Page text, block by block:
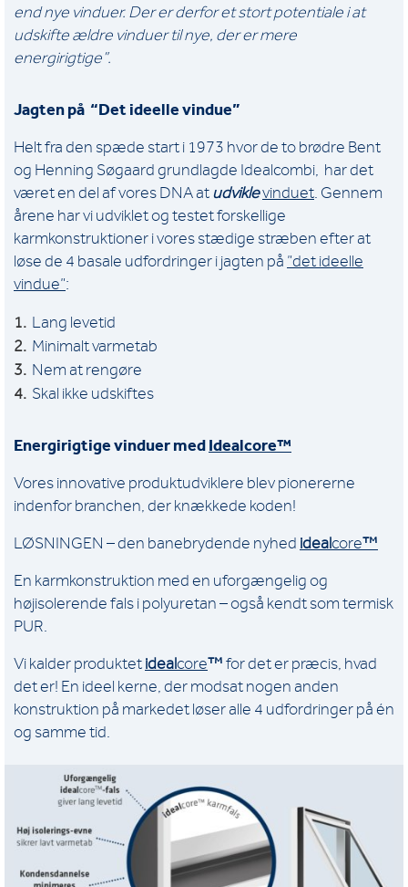
end nye vinduer. Der er derfor et stort potentiale i at
udskifte ældre vinduer til nye, der er mere
energirigtige”.
Jagten på “Det ideelle vindue”
Helt fra den spæde start i 1973 hvor de to brødre Bent
og Henning Søgaard grundlagde Idealcombi, har det
været en del af vores DNA at udviklevinduet. Gennem
årene har vi udviklet og testet forskellige
karmkonstruktioner i vores stædige stræben efter at
løse de 4 basale udfordringer i jagten på ”det ideelle
vindue”:
Lang levetid
Minimalt varmetab
Nem at rengøre
Skal ikke udskiftes
Energirigtige vinduer medIdealcore™
Vores innovative produktudviklere blev pionererne
indenfor branchen, der knækkede koden!
LØSNINGEN – den banebrydende nyhed idealcore™
En karmkonstruktion med en uforgængelig og
højisolerende fals i polyuretan – også kendt som termisk
PUR.
Vi kalder produktet idealcore™ for det er præcis, hvad
det er! En ideel kerne, der modsat nogen anden
konstruktion på markedet løser alle 4 udfordringer på én
og samme tid.